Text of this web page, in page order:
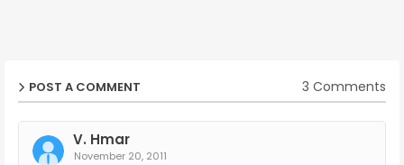
POST A COMMENT 3 Comments
V. Hmar
November 20, 2011